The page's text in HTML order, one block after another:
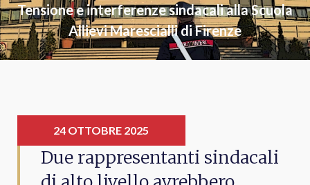
Tensione e interferenze sindacali alla Scuola
Allievi Marescialli di Firenze
24 OTTOBRE 2025
Due rappresentanti sindacali